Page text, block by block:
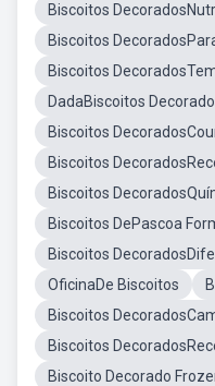
Biscoitos
Biscoitos
Biscoitos
DadaBiscoitos
Biscoitos
Biscoitos
Biscoitos
Biscoitos DePascoa
Biscoitos
OficinaDe Biscoitos
Biscoitos
Biscoitos
Biscoito Decorado